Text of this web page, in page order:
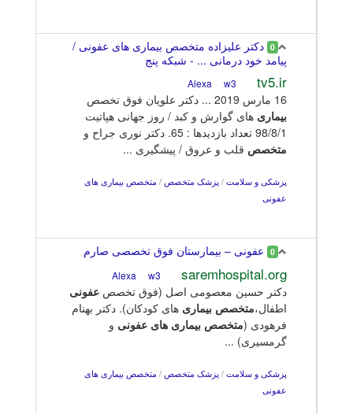
0 دکتر علیزاده متخصص بیماری های عفونی /
پیامد خود درمانی ... - شبکه پنج
tv5.ir
w3
16 مارس 2019 ... دکتر علویان فوق تخصص
بیماری های گوارش و کبد / روز جهانی هپاتیت
98/8/1 تعداد بازدیدها : 65. دکتر نوری جراح و
متخصص قلب و عروق / پیشگیری ...
پزشکی و سلامت / پزشک متخصص / متخصص بیماری های
عفونی
0 عفونی – بیمارستان فوق تخصصی صارم
saremhospital.org
w3
دکتر حسین معصومی اصل (فوق تخصص عفونی
اطفال،متخصص بیماری های کودکان). دکتر بهنام
فرهودی (متخصص بیماری های عفونی و
گرمسیری) ...
پزشکی و سلامت / پزشک متخصص / متخصص بیماری های
عفونی